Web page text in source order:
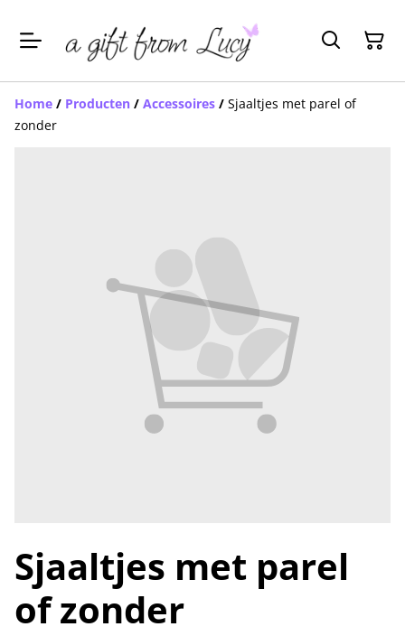
Home / Producten / Accessoires / Sjaaltjes met parel of
zonder
Sjaaltjes met parel
of zonder